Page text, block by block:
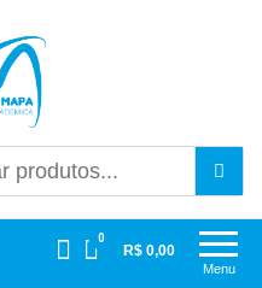
Mapa UniCesumar
Menu
0
R$ 0,00